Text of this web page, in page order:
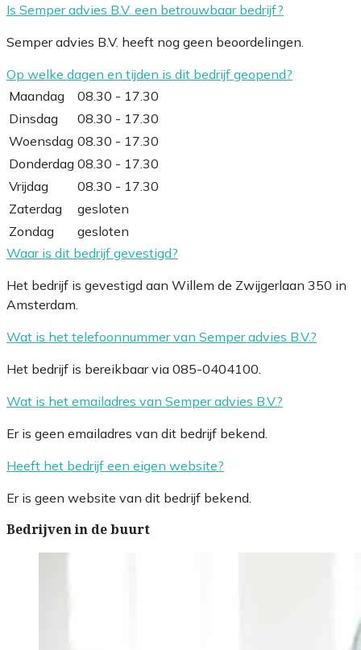
Is Semper advies B.V. een betrouwbaar bedrijf?
Semper advies B.V. heeft nog geen beoordelingen.
Op welke dagen en tijden is dit bedrijf geopend?
Maandag
08.30 - 17.30
Dinsdag
08.30 - 17.30
Woensdag 08.30 - 17.30
Donderdag 08.30 - 17.30
Vrijdag
08.30 - 17.30
Zaterdag
gesloten
Zondag
gesloten
Waar is dit bedrijf gevestigd?
Het bedrijf is gevestigd aan Willem de Zwijgerlaan 350 in
Amsterdam.
Wat is het telefoonnummer van Semper advies B.V.?
Het bedrijf is bereikbaar via 085-0404100.
Wat is het emailadres van Semper advies B.V.?
Er is geen emailadres van dit bedrijf bekend.
Heeft het bedrijf een eigen website?
Er is geen website van dit bedrijf bekend.
Bedrijven in de buurt